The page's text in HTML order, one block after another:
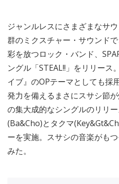
ジャンルレスにさまざまなサ
群のミクスチャー・サウンド
彩を放つロック・バンド、
ングル「STEAL!!」をリリース
イブ』のOPテーマとしても採
発力を備えるまさにスサシ節
の集大成的なシングルのリリ
(Ba&Cho)とタクマ
ーを実施。スサシの音楽がも
みた。